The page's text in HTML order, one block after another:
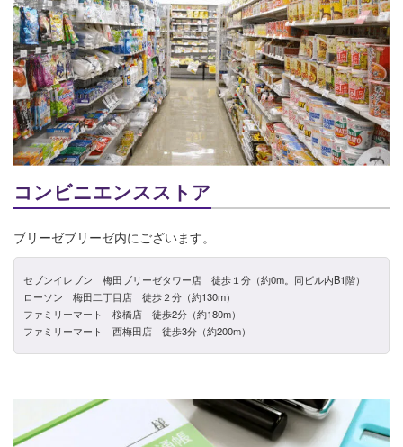
コンビニエンスストア
ブリーゼブリーゼ内にございます。
セブンイレブン 梅田ブリーゼタワー店 徒歩１分（約0m。同ビル内B1階）
ローソン 梅田二丁目店 徒歩２分（約130m）
ファミリーマート 桜橋店 徒歩2分（約180m）
ファミリーマート 西梅田店 徒歩3分（約200m）